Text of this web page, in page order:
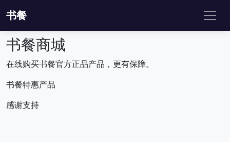
书餐
书餐商城
在线购买书餐官方正品产品，更有保障。
书餐特惠产品
感谢支持